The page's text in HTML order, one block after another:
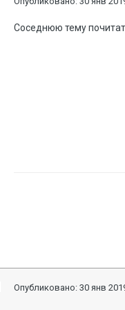
Соседнюю тему
Опубликовано:30 янв